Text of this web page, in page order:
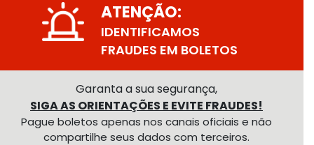
ATENÇÃO:
IDENTIFICAMOS
FRAUDES EM BOLETOS
Garanta a sua segurança,
SIGA AS ORIENTAÇÕES E EVITE FRAUDES!
Pague boletos apenas nos canais oficiais e não
compartilhe seus dados com terceiros.